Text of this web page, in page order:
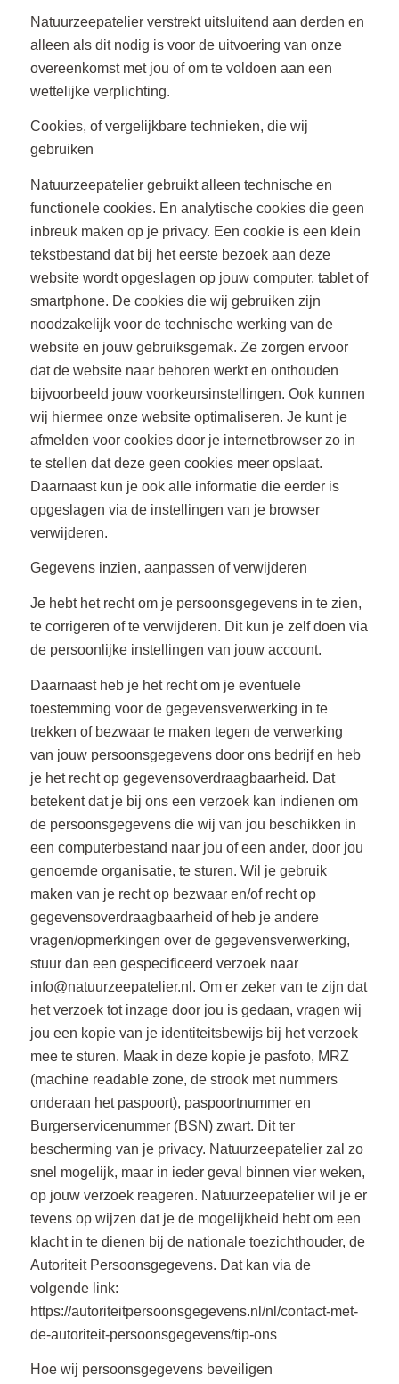
Natuurzeepatelier verstrekt uitsluitend aan derden en
alleen als dit nodig is voor de uitvoering van onze
overeenkomst met jou of om te voldoen aan een
wettelijke verplichting.
Cookies, of vergelijkbare technieken, die wij
gebruiken
Natuurzeepatelier gebruikt alleen technische en
functionele cookies. En analytische cookies die geen
inbreuk maken op je privacy. Een cookie is een klein
tekstbestand dat bij het eerste bezoek aan deze
website wordt opgeslagen op jouw computer, tablet of
smartphone. De cookies die wij gebruiken zijn
noodzakelijk voor de technische werking van de
website en jouw gebruiksgemak. Ze zorgen ervoor
dat de website naar behoren werkt en onthouden
bijvoorbeeld jouw voorkeursinstellingen. Ook kunnen
wij hiermee onze website optimaliseren. Je kunt je
afmelden voor cookies door je internetbrowser zo in
te stellen dat deze geen cookies meer opslaat.
Daarnaast kun je ook alle informatie die eerder is
opgeslagen via de instellingen van je browser
verwijderen.
Gegevens inzien, aanpassen of verwijderen
Je hebt het recht om je persoonsgegevens in te zien,
te corrigeren of te verwijderen. Dit kun je zelf doen via
de persoonlijke instellingen van jouw account.
Daarnaast heb je het recht om je eventuele
toestemming voor de gegevensverwerking in te
trekken of bezwaar te maken tegen de verwerking
van jouw persoonsgegevens door ons bedrijf en heb
je het recht op gegevensoverdraagbaarheid. Dat
betekent dat je bij ons een verzoek kan indienen om
de persoonsgegevens die wij van jou beschikken in
een computerbestand naar jou of een ander, door jou
genoemde organisatie, te sturen. Wil je gebruik
maken van je recht op bezwaar en/of recht op
gegevensoverdraagbaarheid of heb je andere
vragen/opmerkingen over de gegevensverwerking,
stuur dan een gespecificeerd verzoek naar
info@natuurzeepatelier.nl . Om er zeker van te zijn dat
het verzoek tot inzage door jou is gedaan, vragen wij
jou een kopie van je identiteitsbewijs bij het verzoek
mee te sturen. Maak in deze kopie je pasfoto, MRZ
(machine readable zone, de strook met nummers
onderaan het paspoort), paspoortnummer en
Burgerservicenummer (BSN) zwart. Dit ter
bescherming van je privacy. Natuurzeepatelier zal zo
snel mogelijk, maar in ieder geval binnen vier weken,
op jouw verzoek reageren. Natuurzeepatelier wil je er
tevens op wijzen dat je de mogelijkheid hebt om een
klacht in te dienen bij de nationale toezichthouder, de
Autoriteit Persoonsgegevens. Dat kan via de
volgende link:
https://autoriteitpersoonsgegevens.nl/nl/contact-met-
de-autoriteit-persoonsgegevens/tip-ons
Hoe wij persoonsgegevens beveiligen